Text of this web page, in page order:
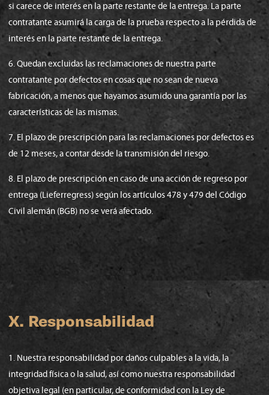
si carece de interés en la parte restante de la entrega. La parte
contratante asumirá la carga de la prueba respecto a la pérdida de
interés en la parte restante de la entrega.
6. Quedan excluidas las reclamaciones de nuestra parte
contratante por defectos en cosas que no sean de nueva
fabricación, a menos que hayamos asumido una garantía por las
características de las mismas.
7. El plazo de prescripción para las reclamaciones por defectos es
de 12 meses, a contar desde la transmisión del riesgo.
8. El plazo de prescripción en caso de una acción de regreso por
entrega (Lieferregress) según los artículos 478 y 479 del Código
Civil alemán (BGB) no se verá afectado.
X. Responsabilidad
1. Nuestra responsabilidad por daños culpables a la vida, la
integridad física o la salud, así como nuestra responsabilidad
objetiva legal (en particular, de conformidad con la Ley de